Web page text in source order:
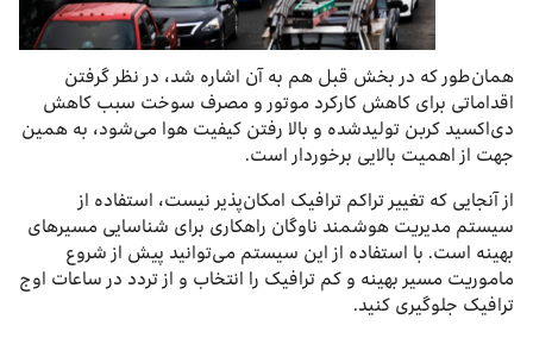
همان‌طور که در بخش قبل هم به آن اشاره شد، در نظر گرفتن
اقداماتی برای کاهش کارکرد موتور و مصرف سوخت سبب کاهش
دی‌اکسید کربن تولید‌شده و بالا رفتن کیفیت هوا می‌شود، به همین
جهت از اهمیت بالایی برخوردار است.
از آنجایی که تغییر تراکم ترافیک امکان‌پذیر نیست، استفاده از
سیستم مدیریت هوشمند ناوگان راهکاری برای شناسایی مسیرهای
بهینه است. با استفاده از این سیستم می‌توانید پیش از شروع
ماموریت مسیر بهینه و کم ترافیک را انتخاب و از تردد در ساعات اوج
ترافیک جلوگیری کنید.